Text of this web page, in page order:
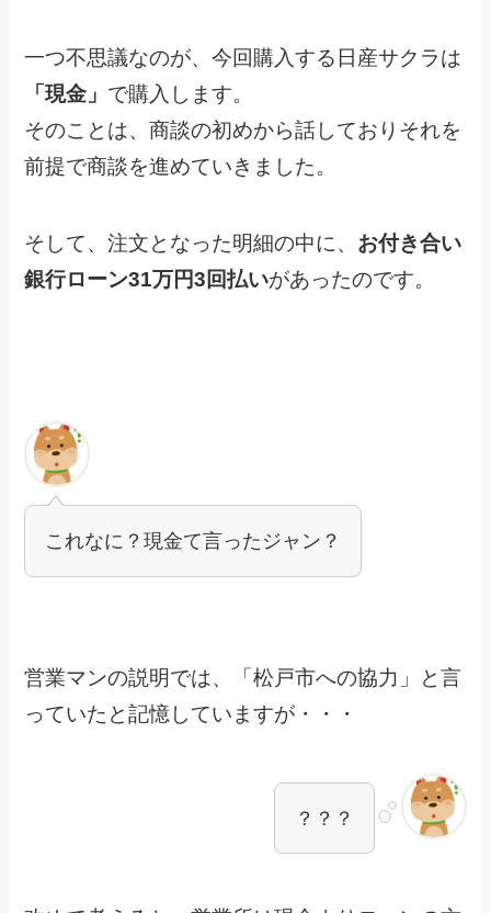
一つ不思議なのが、今回購入する日産サクラは
「現金」 で購入します。
そのことは、商談の初めから話しておりそれを
前提で商談を進めていきました。
そして、注文となった明細の中に、 お付き合い
銀行ローン31万円3回払いがあったのです。
これなに？現金て言ったジャン？
営業マンの説明では、「松戸市への協力」と言
っていたと記憶していますが・・・
？？？